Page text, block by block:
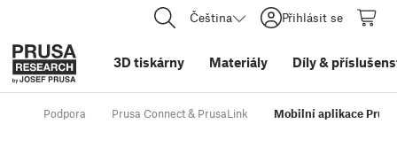
Čeština Přihlásit se
3D tiskárny Materiály Díly&
Podpora Prusa Connect & PrusaLink Mobilní aplikace Prusa